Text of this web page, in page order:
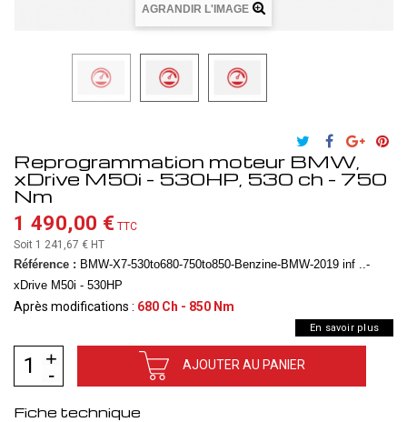
AGRANDIR L'IMAGE
Reprogrammation moteur BMW,
xDrive M50i - 530HP, 530 ch - 750
Nm
1 490,00 € TTC
Soit 1 241,67 € HT
Référence : BMW-X7-530to680-750to850-Benzine-BMW-2019 inf ..-
xDrive M50i - 530HP
Après modifications : 680 Ch - 850 Nm
En savoir plus
AJOUTER AU PANIER
Fiche technique